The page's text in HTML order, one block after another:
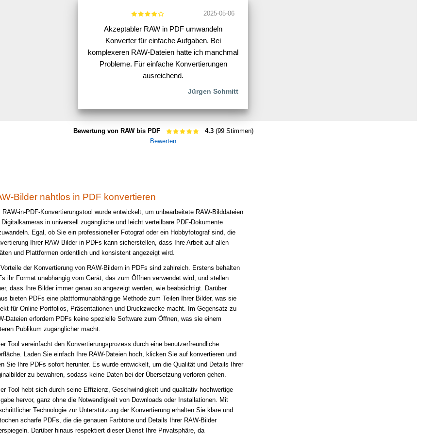
2025-05-06
Akzeptabler RAW in PDF umwandeln
Konverter für einfache Aufgaben. Bei
komplexeren RAW-Dateien hatte ich manchmal
Probleme. Für einfache Konvertierungen
ausreichend.
Jürgen Schmitt
Bewertung von RAW bis PDF 4.3(99 Stimmen)
Bewerten
Bilder nahtlos in PDF konvertieren
RAW-in-PDF-Konvertierungstool wurde entwickelt, um unbearbeitete RAW-Bilddateien
Digitalkameras in universell zugängliche und leicht verteilbare PDF-Dokumente
Egal, ob Sie ein professioneller Fotograf oder ein Hobbyfotograf sind, die
Ihrer RAW-Bilder in PDFs kann sicherstellen, dass Ihre Arbeit auf allen
und Plattformen ordentlich und konsistent angezeigt wird.
Vorteile der Konvertierung von RAW-Bildern in PDFs sind zahlreich. Erstens behalten
ihr Format unabhängig vom Gerät, das zum Öffnen verwendet wird, und stellen
dass Ihre Bilder immer genau so angezeigt werden, wie beabsichtigt. Darüber
bieten PDFs eine plattformunabhängige Methode zum Teilen Ihrer Bilder, was sie
für Online-Portfolios, Präsentationen und Druckzwecke macht. Im Gegensatz zu
Dateien erfordern PDFs keine spezielle Software zum Öffnen, was sie einem
Publikum zugänglicher macht.
Tool vereinfacht den Konvertierungsprozess durch eine benutzerfreundliche
Laden Sie einfach Ihre RAW-Dateien hoch, klicken Sie auf konvertieren und
Sie Ihre PDFs sofort herunter. Es wurde entwickelt, um die Qualität und Details Ihrer
zu bewahren, sodass keine Daten bei der Übersetzung verloren gehen.
Tool hebt sich durch seine Effizienz, Geschwindigkeit und qualitativ hochwertige
hervor, ganz ohne die Notwendigkeit von Downloads oder Installationen. Mit
Technologie zur Unterstützung der Konvertierung erhalten Sie klare und
scharfe PDFs, die die genauen Farbtöne und Details Ihrer RAW-Bilder
Darüber hinaus respektiert dieser Dienst Ihre Privatsphäre, da